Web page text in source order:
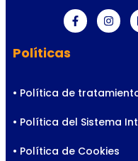
Políticas
• Política de
• Política del Sistema
• Política de Cookies